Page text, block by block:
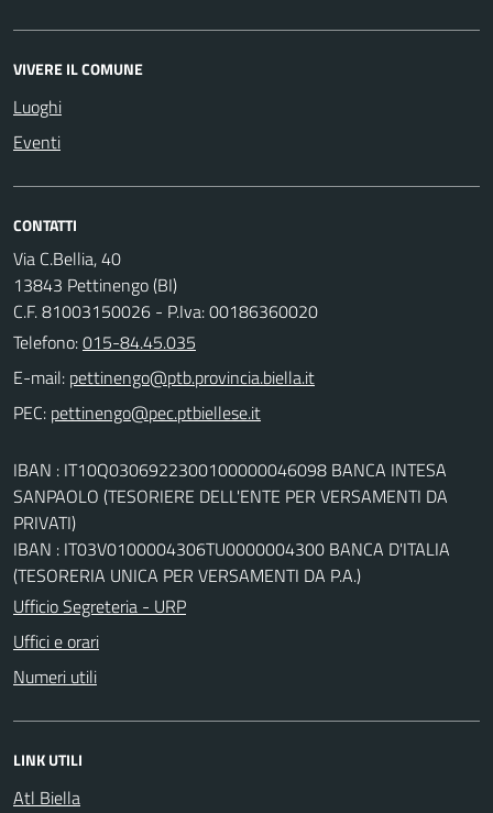
VIVERE IL COMUNE
Luoghi
Eventi
CONTATTI
Via C.Bellia, 40
13843 Pettinengo (BI)
C.F. 81003150026 - P.Iva: 00186360020
Telefono:015-84.45.035
E-mail:
PEC:
IBAN : IT10Q0306922300100000046098 BANCA INTESA
SANPAOLO (TESORIERE DELL'ENTE PER VERSAMENTI DA
PRIVATI)
IBAN : IT03V0100004306TU0000004300 BANCA D'ITALIA
(TESORERIA UNICA PER VERSAMENTI DA P.A.)
Ufficio Segreteria - URP
Uffici e orari
Numeri utili
LINK UTILI
Atl Biella